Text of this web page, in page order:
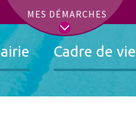
MES DÉMARCHES
Mairie Cadre de vie